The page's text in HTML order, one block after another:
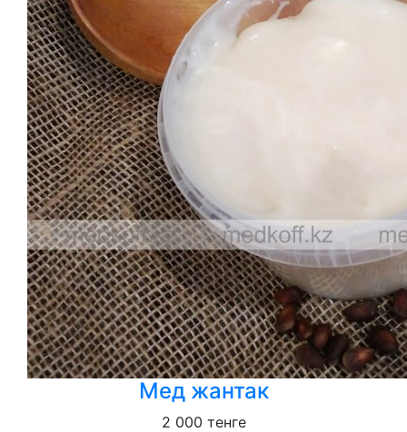
Мед жантак
2 000 тенге